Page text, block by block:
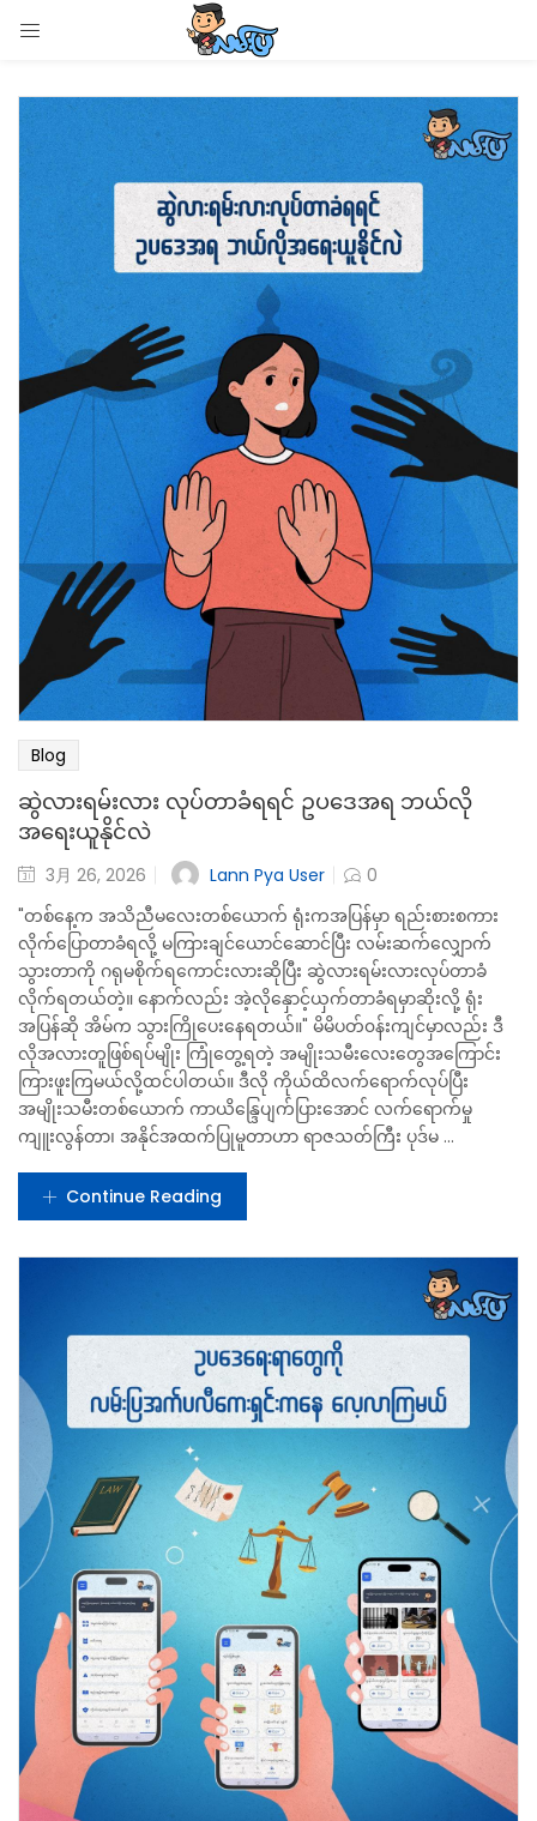
Blog
ဆွဲလားရမ်းလား လုပ်တာခံရရင် ဥပဒေအရ ဘယ်လို
အရေးယူနိုင်လဲ
3月 26, 2026 Lann Pya User
0
"တစ်နေ့က အသိညီမလေးတစ်ယောက် ရုံးကအပြန်မှာ ရည်းစားစကား
လိုက်ပြောတာခံရလို့ မကြားချင်ယောင်ဆောင်ပြီး လမ်းဆက်လျှောက်
သွားတာကို ဂရုမစိုက်ရကောင်းလားဆိုပြီး ဆွဲလားရမ်းလားလုပ်တာခံ
လိုက်ရတယ်တဲ့။ နောက်လည်း အဲ့လိုနှောင့်ယှက်တာခံရမှာဆိုးလို့ ရုံး
အပြန်ဆို အိမ်က သွားကြိုပေးနေရတယ်။" မိမိပတ်၀န်းကျင်မှာလည်း ဒီ
လိုအလားတူဖြစ်ရပ်မျိုး ကြုံတွေ့ရတဲ့ အမျိုးသမီးလေးတွေအကြောင်း
ကြားဖူးကြမယ်လို့ထင်ပါတယ်။ ဒီလို ကိုယ်ထိလက်ရောက်လုပ်ပြီး
အမျိုးသမီးတစ်ယောက် ကာယိန္ဒြေပျက်ပြားအောင် လက်ရောက်မှု
ကျူးလွန်တာ၊ အနိုင်အထက်ပြုမူတာဟာ ရာဇသတ်ကြီး ပုဒ်မ ...
Continue Reading
Remember me
Login
Lost password?